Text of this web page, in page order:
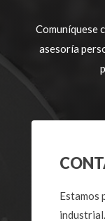
Comuníquese
asesoría
Estamos
industrial.